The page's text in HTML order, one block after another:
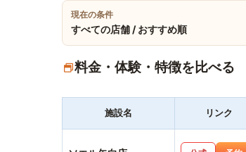
現在の条件
すべての店舗 / おすすめ順
料金・体験・特徴を比べる
施設名 リンク